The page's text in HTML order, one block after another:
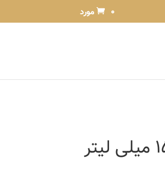
0 مورد
رنگ ابرو لورینت شماره 6 حجم 15 میلی لیتر